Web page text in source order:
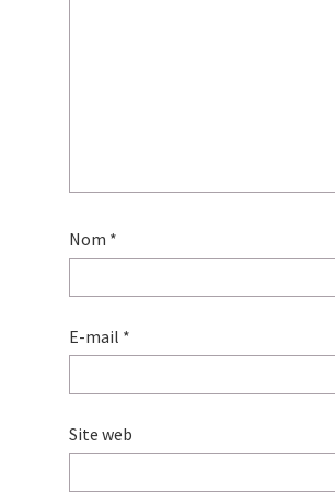
Nom *
E-mail *
Site web